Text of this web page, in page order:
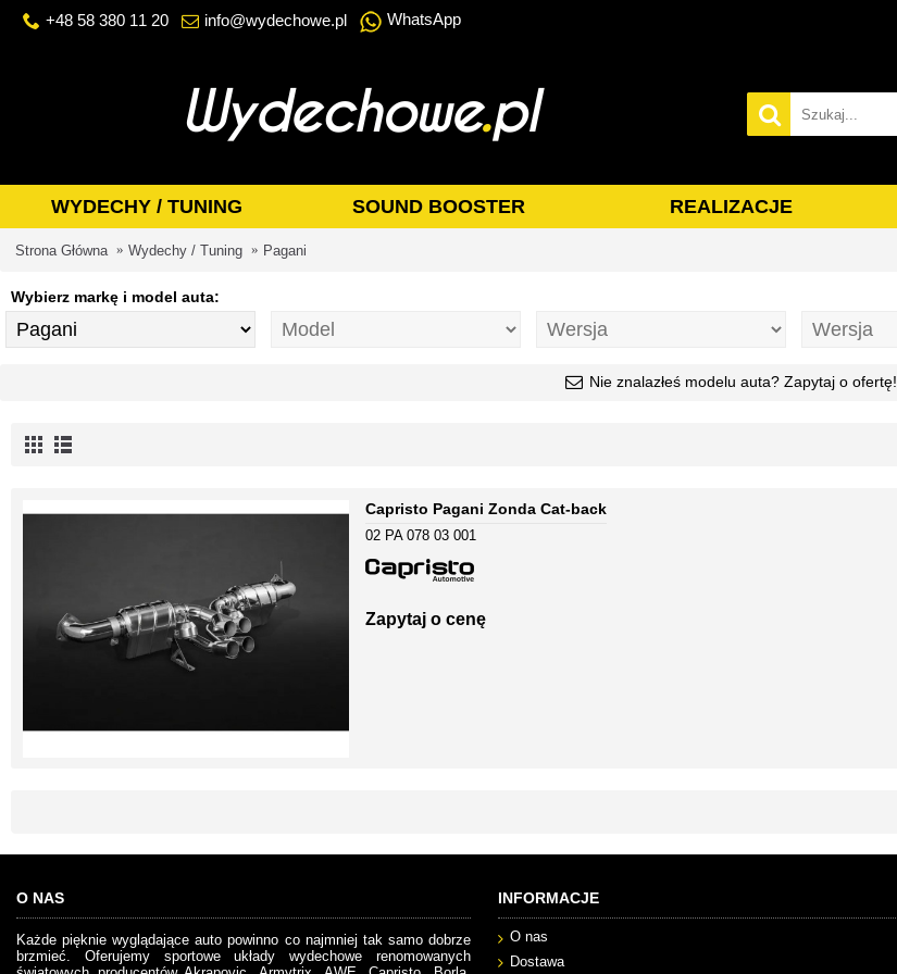
+48 58 380 11 20 info@wydechowe.pl WhatsApp
WYDECHY / TUNING SOUND BOOSTER REALIZACJE
Strona Główna Wydechy / Tuning Pagani
Wybierz markę i model auta:
Nie znalazłeś modelu auta? Zapytaj o ofertę!
Capristo Pagani Zonda Cat-back
02 PA 078 03 001
Zapytaj o cenę
O NAS
Każde pięknie wyglądające auto powinno co najmniej tak samo dobrze
brzmieć. Oferujemy sportowe układy wydechowe renomowanych
INFORMACJE
O nas
Dostawa